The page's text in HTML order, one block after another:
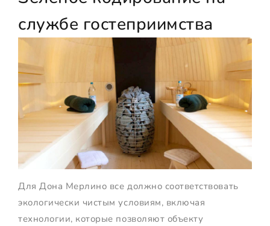
службе гостеприимства
Для Дона Мерлино все должно соответствовать
экологически чистым условиям, включая
технологии, которые позволяют объекту